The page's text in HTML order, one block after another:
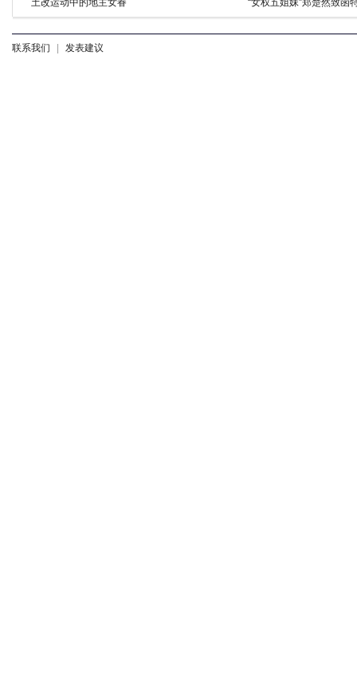
土改运动中的地主女眷 “女权五姐妹”郑楚然致函
联系我们 发表建议